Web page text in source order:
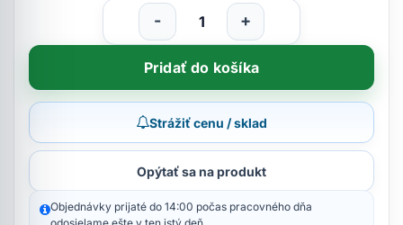
- +
Pridať do košíka
Strážiť cenu / sklad
Opýtať sa na produkt
Objednávky prijaté do 14:00 počas pracovného dňa